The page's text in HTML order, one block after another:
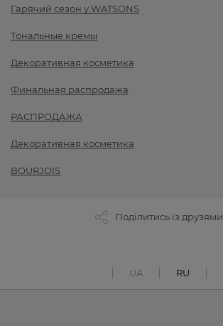
Гарячий сезон у WATSONS
Тональные кремы
Декоративная косметика
Финальная распродажа
РАСПРОДАЖА
Декоративная косметика
BOURJOIS
Поділитись із друзями
UA RU